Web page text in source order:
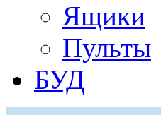
Ящики
Пульты
БУД